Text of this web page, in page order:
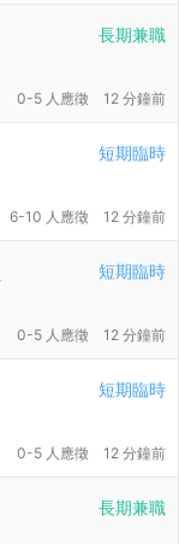
長期兼職
0-5 人應徵 12 分鐘前
短期臨時
6-10 人應徵 12 分鐘前
短期臨時
0-5 人應徵 12 分鐘前
短期臨時
0-5 人應徵 12 分鐘前
長期兼職